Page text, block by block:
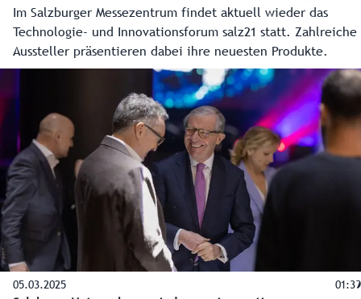
Im Salzburger Messezentrum findet aktuell wieder das
Technologie- und Innovationsforum salz21 statt. Zahlreiche
Aussteller präsentieren dabei ihre neuesten Produkte.
05.03.2025 01:39